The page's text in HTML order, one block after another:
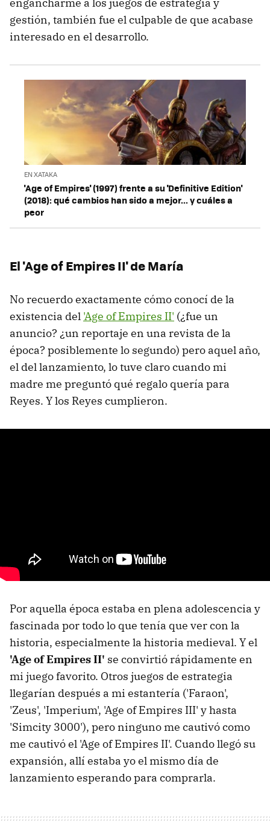
engancharme a los juegos de estrategia y
gestión, también fue el culpable de que acabase
interesado en el desarrollo.
EN XATAKA
'Age of Empires' (1997) frente a su 'Definitive Edition'
(2018): qué cambios han sido a mejor... y cuáles a
peor
El 'Age of Empires II' de María
No recuerdo exactamente cómo conocí de la
existencia del 'Age of Empires II' (¿fue un
anuncio? ¿un reportaje en una revista de la
época? posiblemente lo segundo) pero aquel año,
el del lanzamiento, lo tuve claro cuando mi
madre me preguntó qué regalo quería para
Reyes. Y los Reyes cumplieron.
Por aquella época estaba en plena adolescencia y
fascinada por todo lo que tenía que ver con la
historia, especialmente la historia medieval. Y el
'Age of Empires II' se convirtió rápidamente en
mi juego favorito. Otros juegos de estrategia
llegarían después a mi estantería ('Faraon',
'Zeus', 'Imperium', 'Age of Empires III' y hasta
'Simcity 3000'), pero ninguno me cautivó como
me cautivó el 'Age of Empires II'. Cuando llegó su
expansión, allí estaba yo el mismo día de
lanzamiento esperando para comprarla.